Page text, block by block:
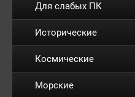
Для слабых ПК
Исторические
Космические
Морские